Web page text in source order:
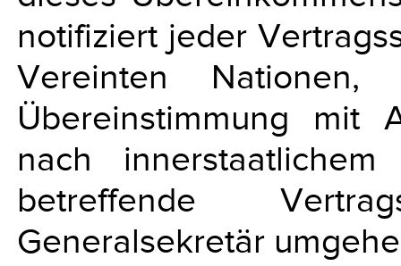
notifiziert jeder
Vereinten
Übereinstimmung mit
nach
betreffende
Generalsekretär